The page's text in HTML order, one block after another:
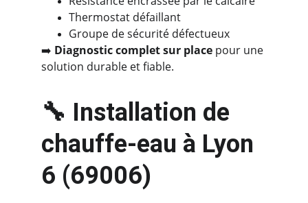
Thermostat défaillant
Groupe de sécurité défectueux
➡️ Diagnostic complet sur place pour une
solution durable et fiable.
🔧 Installation de
chauffe-eau à Lyon
6 (69006)